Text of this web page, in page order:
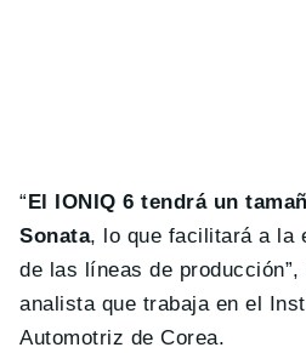
“El IONIQ 6 tendrá un
Sonata, lo que facilitará a la
de las líneas de producción”,
analista que trabaja en el
Automotriz de Corea.